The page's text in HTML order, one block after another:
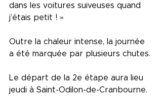
dans les voitures suiveuses quand
j’étais petit ! »
Outre la chaleur intense, la journée
a été marquée par plusieurs chutes.
Le départ de la 2e étape aura lieu
jeudi à Saint-Odilon-de-Cranbourne.